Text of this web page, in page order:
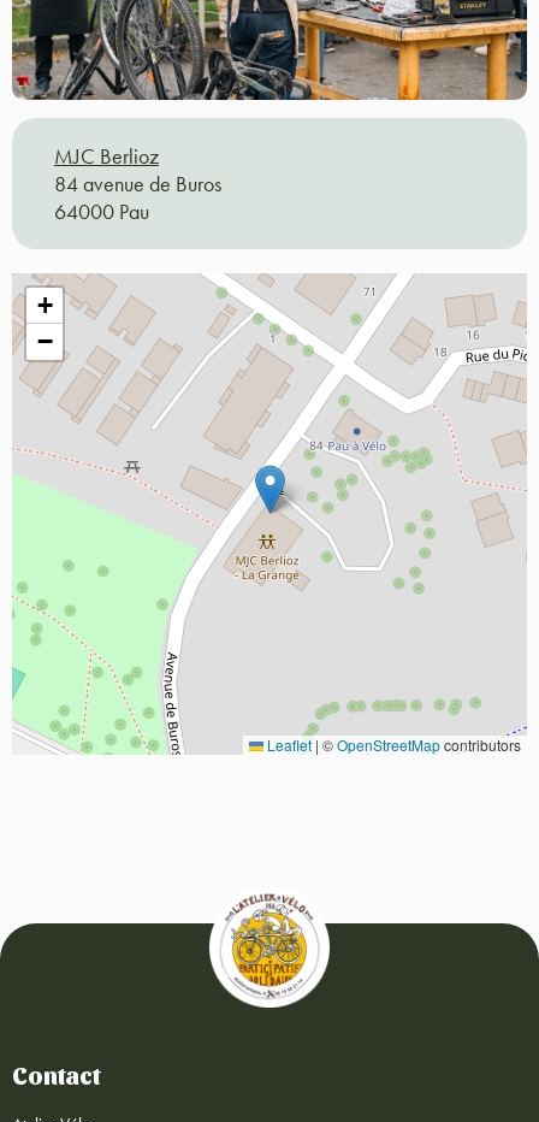
MJC Berlioz
84 avenue de Buros
64000 Pau
+
−
Leaflet | ©OpenStreetMapcontributors
Contact